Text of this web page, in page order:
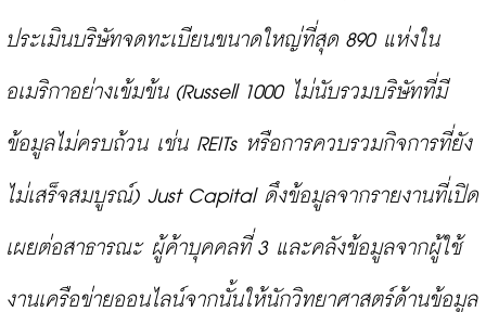
ประเมินบริษัทจดทะเบียนขนาดใหญ่ที่สุด 890 แห่งใน
อเมริกาอย่างเข้มข้น (Russell 1000 ไม่นับรวมบริษัทที่มี
ข้อมูลไม่ครบถ้วน เช่น REITs หรือการควบรวมกิจการที่ยัง
ไม่เสร็จสมบูรณ์) Just Capital ดึงข้อมูลจากรายงานที่เปิด
เผยต่อสาธารณะ ผู้ค้าบุคคลที่ 3 และคลังข้อมูลจากผู้ใช้
งานเครือข่ายออนไลน์จากนั้นให้นักวิทยาศาสตร์ด้านข้อมูล